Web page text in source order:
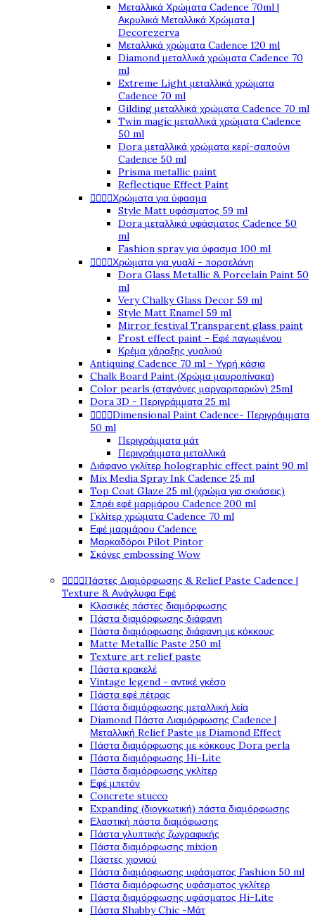
Μεταλλικά Χρώματα Cadence 70ml |
Ακρυλικά Μεταλλικά Χρώματα |
Decorezerva
Μεταλλικά χρώματα Cadence 120 ml
Diamond μεταλλικά χρώματα Cadence 70
ml
Extreme Light μεταλλικά χρώματα
Cadence 70 ml
Gilding μεταλλικά χρώματα Cadence 70 ml
Twin magic μεταλλικά χρώματα Cadence
50 ml
Dora μεταλλικά χρώματα κερί-σαπούνι
Cadence 50 ml
Prisma metallic paint
Reflectique Effect Paint
Χρώματα για ύφασμα
Style Matt υφάσματος 59 ml
Dora μεταλλικά υφάσματος Cadence 50
ml
Fashion spray για ύφασμα 100 ml
Χρώματα για γυαλί - πορσελάνη
Dora Glass Metallic & Porcelain Paint 50
ml
Very Chalky Glass Decor 59 ml
Style Matt Enamel 59 ml
Mirror festival Transparent glass paint
Frost effect paint - Εφέ παγωμένου
Κρέμα χάραξης γυαλιού
Antiquing Cadence 70 ml - Υγρή κάσια
Chalk Board Paint (Χρώμα μαυροπίνακα)
Color pearls (σταγόνες μαργαριταριών) 25ml
Dora 3D - Περιγράμματα 25 ml
Dimensional Paint Cadence- Περιγράμματα
50 ml
Περιγράμματα μάτ
Περιγράμματα μεταλλικά
Διάφανο γκλίτερ holographic effect paint 90 ml
Mix Media Spray Ink Cadence 25 ml
Top Coat Glaze 25 ml (χρώμα για σκιάσεις)
Σπρέι εφέ μαρμάρου Cadence 200 ml
Γκλίτερ χρώματα Cadence 70 ml
Εφέ μαρμάρου Cadence
Μαρκαδόροι Pilot Pintor
Σκόνες embossing Wow
Πάστες Διαμόρφωσης & Relief Paste Cadence |
Texture & Ανάγλυφα Εφέ
Κλασικές πάστες διαμόρφωσης
Πάστα διαμόρφωσης διάφανη
Πάστα διαμόρφωσης διάφανη με κόκκους
Matte Metallic Paste 250 ml
Texture art relief paste
Πάστα κρακελέ
Vintage legend - αντικέ γκέσο
Πάστα εφέ πέτρας
Πάστα διαμόρφωσης μεταλλική λεία
Diamond Πάστα Διαμόρφωσης Cadence |
Μεταλλική Relief Paste με Diamond Effect
Πάστα διαμόρφωσης με κόκκους Dora perla
Πάστα διαμόρφωσης Hi-Lite
Πάστα διαμόρφωσης γκλίτερ
Εφέ μπετόν
Concrete stucco
Expanding (διογκωτική) πάστα διαμόρφωσης
Ελαστική πάστα διαμόφωσης
Πάστα γλυπτικής ζωγραφικής
Πάστα διαμόρφωσης mixion
Πάστες χιονιού
Πάστα διαμόρφωσης υφάσματος Fashion 50 ml
Πάστα διαμόρφωσης υφάσματος γκλίτερ
Πάστα διαμόρφωσης υφάσματος Hi-Lite
Πάστα Shabby Chic -Μάτ